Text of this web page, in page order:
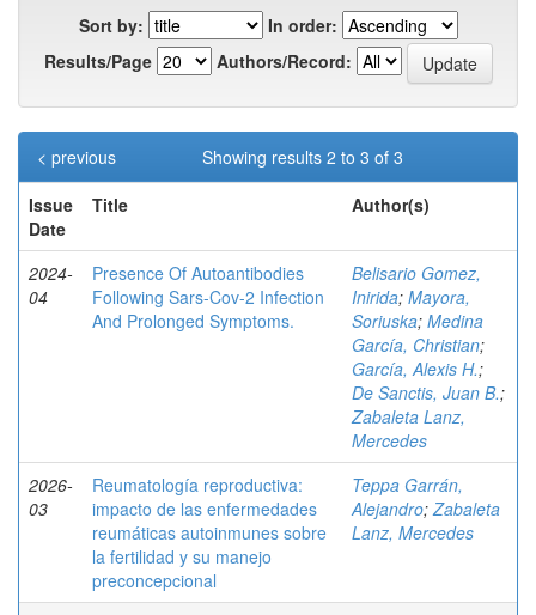
Sort by:
In order:
Results/Page
Authors/Record:
Showing results 2 to 3 of 3
< previous
Issue
Date
Title Author(s)
2024-
04
Presence Of Autoantibodies
Following Sars-Cov-2 Infection
And Prolonged Symptoms.
Belisario Gomez,
Inirida; Mayora,
Soriuska; Medina
García, Christian;
García, Alexis H.;
De Sanctis, Juan B.;
Zabaleta Lanz,
Mercedes
2026-
03
Reumatología reproductiva:
impacto de las enfermedades
reumáticas autoinmunes sobre
la fertilidad y su manejo
preconcepcional
Teppa Garrán,
Alejandro;Zabaleta
Lanz, Mercedes